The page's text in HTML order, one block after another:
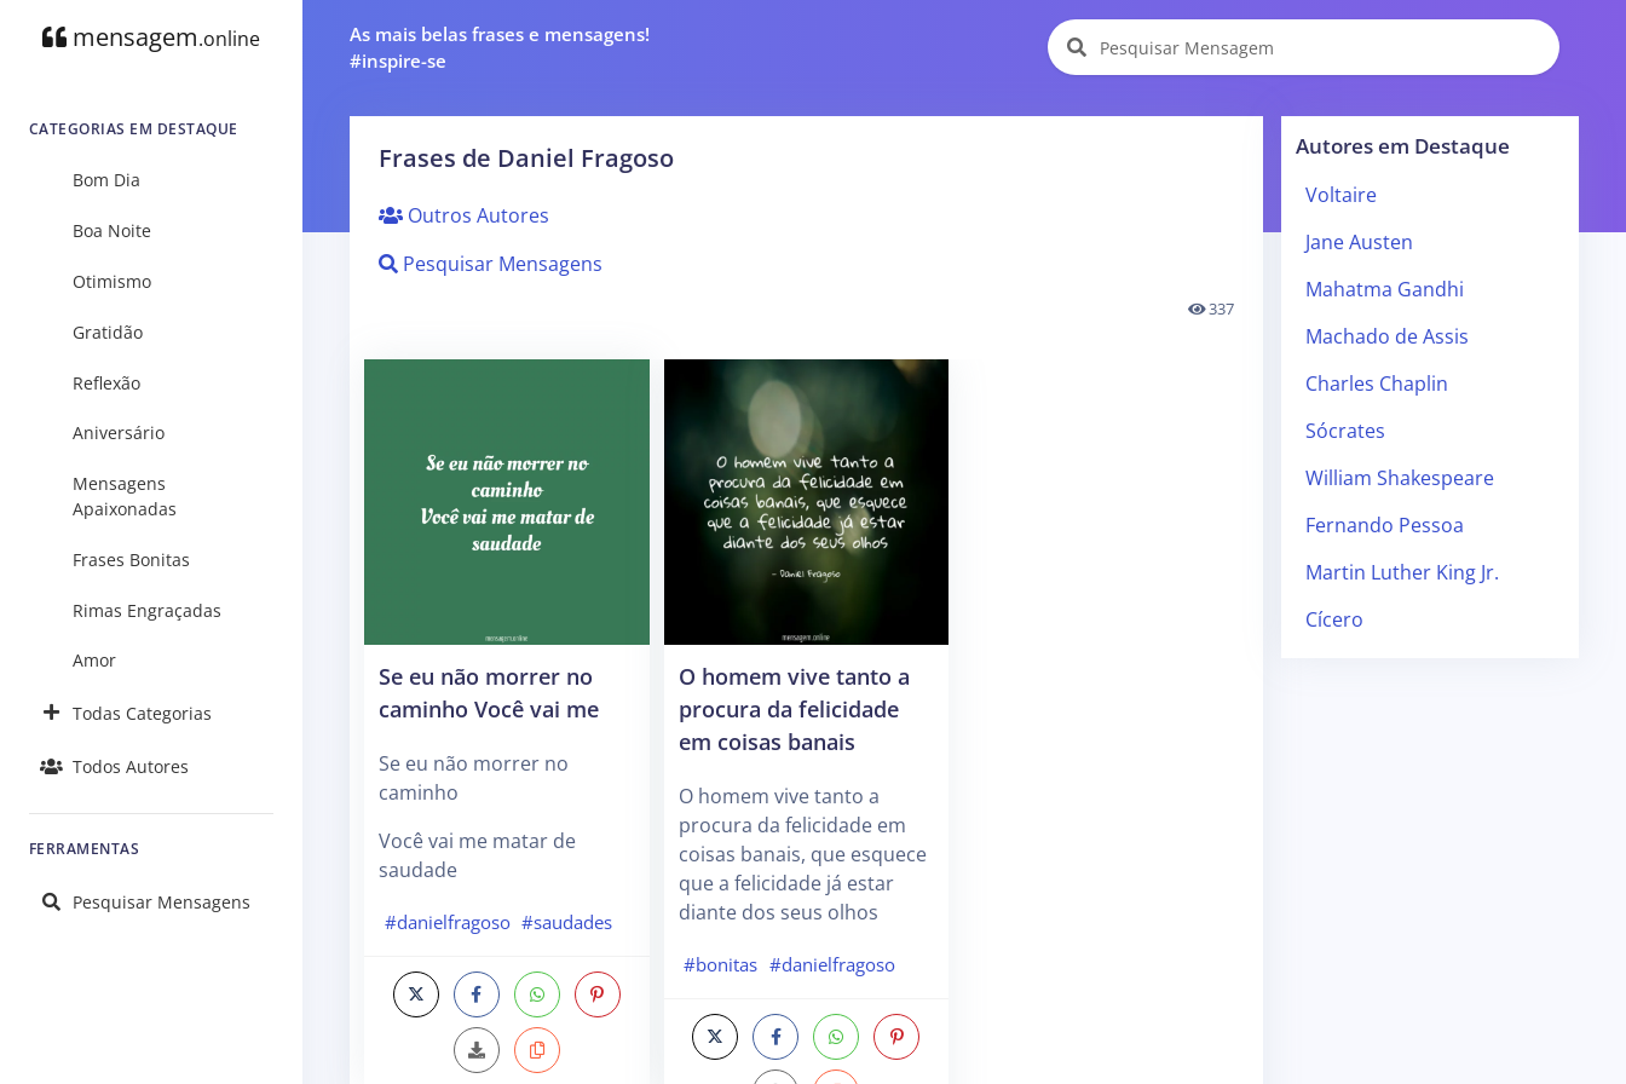
mensagem.online
CATEGORIAS EM DESTAQUE
Bom Dia
Boa Noite
Otimismo
Gratidão
Reflexão
Aniversário
Mensagens
Apaixonadas
Frases Bonitas
Rimas Engraçadas
Amor
Todas Categorias
Todos Autores
FERRAMENTAS
Pesquisar Mensagens
As mais belas frases e mensagens!
#inspire-se
Frases de Daniel Fragoso
Outros Autores
Pesquisar Mensagens
337
Se eu não morrer no
caminho Você vai me
Se eu não morrer no
caminho
Você vai me matar de
saudade
#danielfragoso #saudades
O homem vive tanto a
procura da felicidade
em coisas banais
O homem vive tanto a
procura da felicidade em
coisas banais, que esquece
que a felicidade já estar
diante dos seus olhos
#bonitas #danielfragoso
Autores em Destaque
Voltaire
Jane Austen
Mahatma Gandhi
Machado de Assis
Charles Chaplin
Sócrates
William Shakespeare
Fernando Pessoa
Martin Luther King Jr.
Cícero